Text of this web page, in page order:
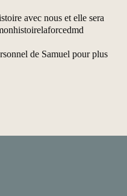
avec nous et elle sera
de Samuel pour plus